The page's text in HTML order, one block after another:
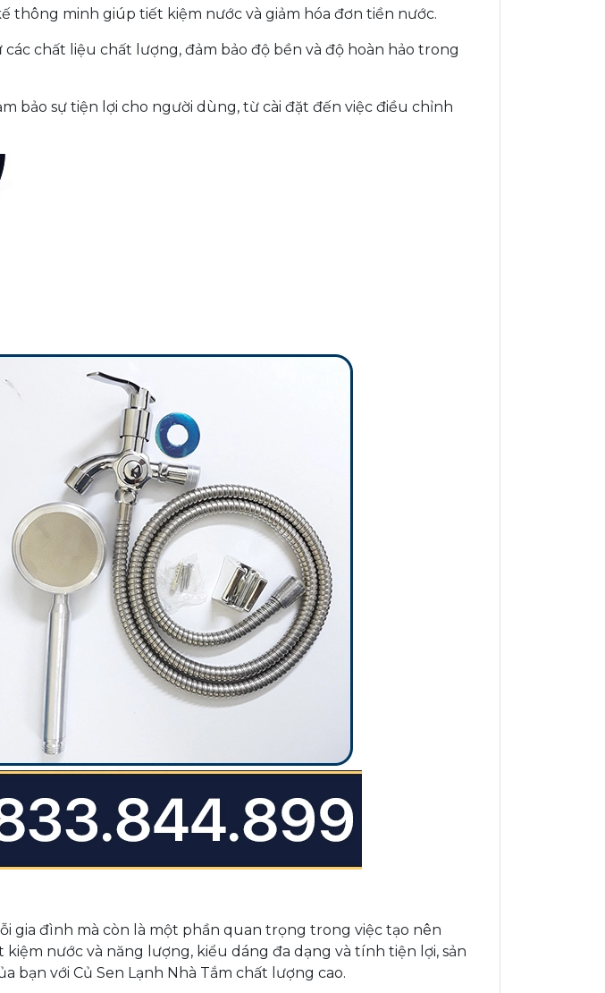
thông minh giúp tiết kiệm nước và giảm hóa đơn tiền nước.
chất liệu chất lượng, đảm bảo độ bền và độ hoàn hảo trong
bảo sự tiện lợi cho người dùng, từ cài đặt đến việc điều chỉnh
gia đình mà còn là một phần quan trọng trong việc tạo nên
nước và năng lượng, kiểu dáng đa dạng và tính tiện lợi, sản
bạn với Củ Sen Lạnh Nhà Tắm chất lượng cao.